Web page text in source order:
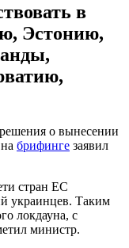
в
Эстонию,
о вынесении
брифинге заявил
стран ЕС
украинцев. Таким
локдауна, с
министр.